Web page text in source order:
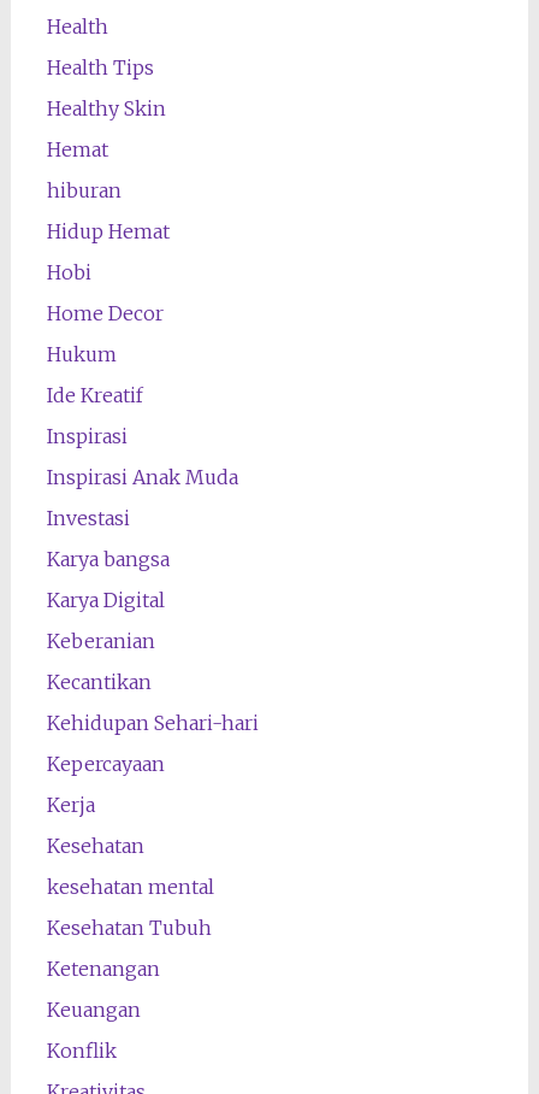
Health
Health Tips
Healthy Skin
Hemat
hiburan
Hidup Hemat
Hobi
Home Decor
Hukum
Ide Kreatif
Inspirasi
Inspirasi Anak Muda
Investasi
Karya bangsa
Karya Digital
Keberanian
Kecantikan
Kehidupan Sehari-hari
Kepercayaan
Kerja
Kesehatan
kesehatan mental
Kesehatan Tubuh
Ketenangan
Keuangan
Konflik